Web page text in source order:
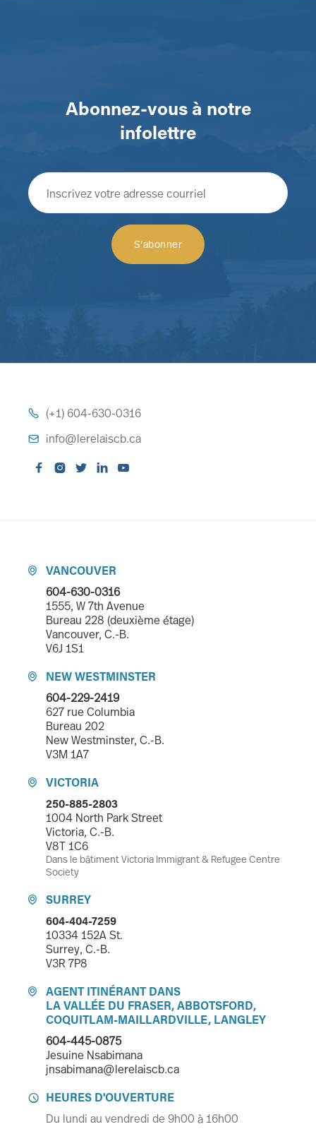
Abonnez-vous à notre
infolettre
 (+1) 604-630-0316
 info@lerelaiscb.ca
    

VANCOUVER
604-630-0316
1555, W 7th Avenue
Bureau 228 (deuxième étage)
Vancouver, C.-B.
V6J 1S1

NEW WESTMINSTER
604-229-2419
627 rue Columbia
Bureau 202
New Westminster, C.-B.
V3M 1A7

VICTORIA
250-885-2803
1004 North Park Street
Victoria, C.-B.
V8T 1C6
Dans le bâtiment Victoria Immigrant & Refugee Centre
Society

SURREY
604-404-7259
10334 152A St.
Surrey, C.-B.
V3R 7P8

AGENT ITINÉRANT DANS
LA VALLÉE DU FRASER, ABBOTSFORD,
COQUITLAM-MAILLARDVILLE, LANGLEY
604-445-0875
Jesuine Nsabimana
jnsabimana@lerelaiscb.ca

HEURES D'OUVERTURE
Du lundi au vendredi de 9h00 à 16h00